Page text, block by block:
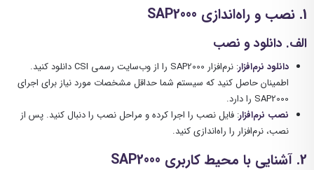
1. نصب و راه‌اندازی SAP2000
الف. دانلود و نصب
دانلود نرم‌افزار
: نرم‌افزار SAP2000 را از وب‌سایت رسمی CSI دانلود کنید.
اطمینان حاصل کنید که سیستم شما حداقل مشخصات مورد نیاز برای اجرای
SAP2000 را دارد.
نصب نرم‌افزار: فایل نصب را اجرا کرده و مراحل نصب را دنبال کنید. پس از
نصب، نرم‌افزار را راه‌اندازی کنید.
2. آشنایی با محیط کاربری SAP2000